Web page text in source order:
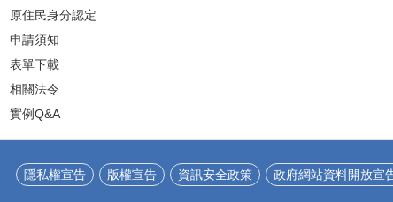
原住民身分認定
申請須知
表單下載
相關法令
實例Q&A
隱私權宣告 版權宣告 資訊安全政策 政府網站資料開放宣